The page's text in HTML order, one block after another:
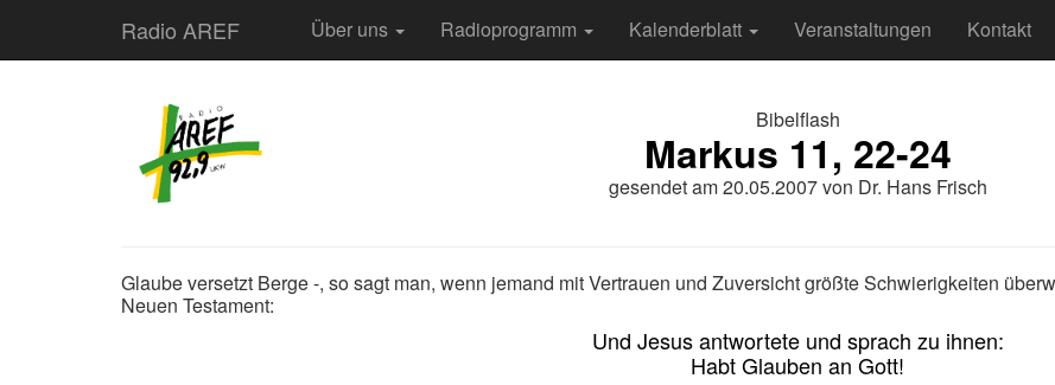
Radio AREF Über uns Radioprogramm Kalenderblatt Veranstaltungen Kontakt
Bibelflash
Markus 11, 22-24
gesendet am20.05.2007von Dr. Hans Frisch
Glaube versetzt Berge -, so sagt man, wenn jemand mit Vertrauen und Zuversicht größte Schwierigkeiten
Neuen Testament:
Und Jesus antwortete und sprach zu ihnen:
Habt Glauben an Gott!